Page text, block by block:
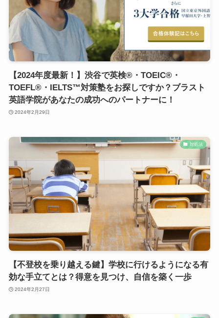
【2024年度最新！】渋谷で英検®・TOEIC®・
TOEFL®・IELTS™対策塾をお探しですか？ブラスト
英語学院があなたの成功へのパートナーに！
2024年2月29日
対処法
【不登校を乗り越える鍵】学校に行けるようになる有
効な手立てとは？得意を見つけ、自信を築く一歩
2024年2月27日